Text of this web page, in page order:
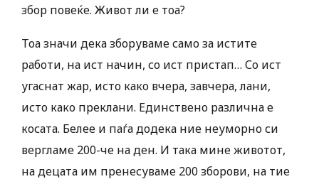
збор повеќе. Живот ли е тоа?
Тоа значи дека зборуваме само за истите
работи, на ист начин, со ист пристап… Со ист
угаснат жар, исто како вчера, завчера, лани,
исто како преклани. Единствено различна е
косата. Белее и паѓа додека ние неуморно си
вергламе 200-че на ден. И така мине животот,
на децата им пренесуваме 200 зборови, на тие